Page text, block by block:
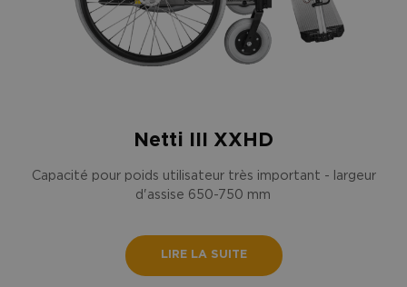
Netti III XXHD
Capacité pour poids utilisateur très important - largeur
d'assise 650-750 mm
LIRE LA SUITE